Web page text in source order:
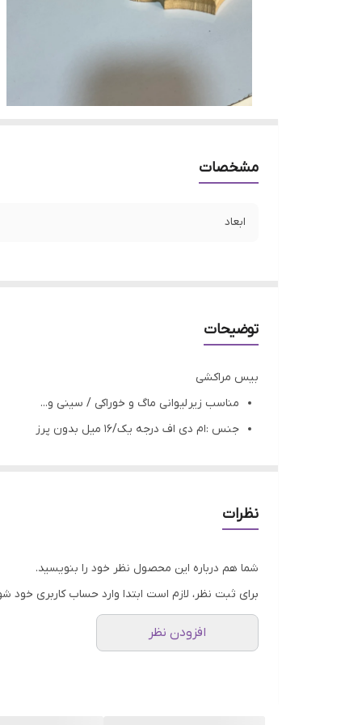
مشخصات
ابعاد
توضیحات
بیس مراکشی
مناسب زیر لیوانی ماگ و خوراکی / سینی و...
جنس :ام دی اف درجه یک/۱۶ میل بدون پرز
عکس تمامی محصولات بدون افکت و کار فتوشاپ
ارسال به سراسر کشور با پست پیشتاز
نظرات
شما هم درباره این محصول نظر خود را بنویسید.
برای ثبت نظر، لازم است ابتدا وارد حساب کاربری خود
افزودن نظر